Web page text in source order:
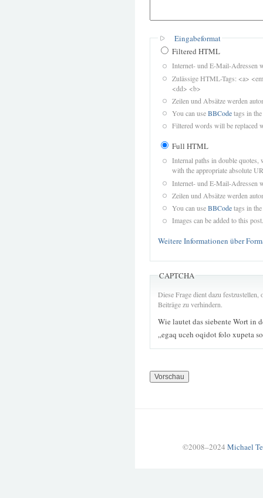
Eingabeformat
Filtered HTML
Internet- und E-Mail-Adressen
Zulässige HTML-Tags: <a>
<dd> <b>
Zeilen und Absätze werden
You can useBBCodetags in
Filtered words will be replaced
Full HTML
Internal paths in double quotes,
with the appropriate absolute
Internet- und E-Mail-Adressen
Zeilen und Absätze werden
You can useBBCodetags in
Images can be added to this post.
Weitere Informationen über
CAPTCHA
Diese Frage dient dazu
Beiträge zu verhindern.
Wie lautet das siebente Wort in
„egaq uceh oqidot folo xupeta
©2008–2024 Michael